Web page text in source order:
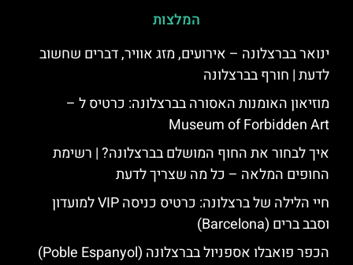
המלצות
ינואר בברצלונה – אירועים, מזג אוויר, דברים שחשוב
לדעת | חורף בברצלונה
מוזיאון האומנות האסורה בברצלונה: כרטיס ל –
Museum of Forbidden Art
איך לבחור את החוף המושלם בברצלונה? | רשימת
החופים המלאה – כל מה שצריך לדעת
חיי הלילה של ברצלונה: כרטיס כניסה VIP למועדון
וסבב ברים (Barcelona)
הכפר פואבלו אספניול בברצלונה (Poble Espanyol)